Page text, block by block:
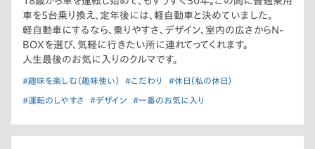
車を5台乗り換え、定年後には、軽自動車と決めていました。
軽自動車にするなら、乗りやすさ、デザイン、室内の広さからN-
BOXを選び、気軽に行きたい所に連れてってくれます。
人生最後のお気に入りのクルマです。
#趣味を楽しむ（趣味使い） #こだわり #休日（私の休日）
#運転のしやすさ #デザイン #一番のお気に入り